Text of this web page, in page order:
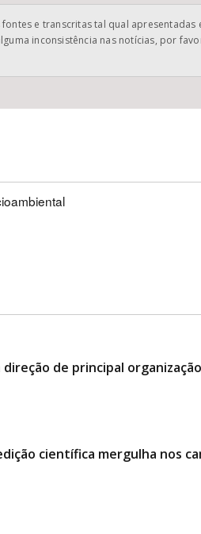
e transcritas tal qual
inconsistência nas notícias, por
de principal organização
científica mergulha nos